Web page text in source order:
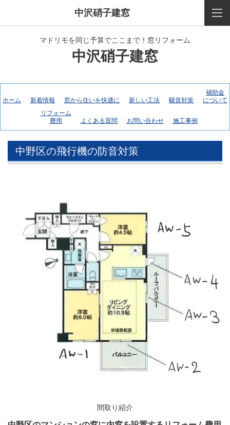
中沢硝子建窓
マドリモを同じ予算でここまで！窓リフォーム
中沢硝子建窓
ホーム 新着情報 窓から住いを快適に 新しい工法 騒音対策
補助金
について
リフォーム
費用
よくある質問 お問い合わせ 施工事例
中野区の飛行機の防音対策
間取り紹介